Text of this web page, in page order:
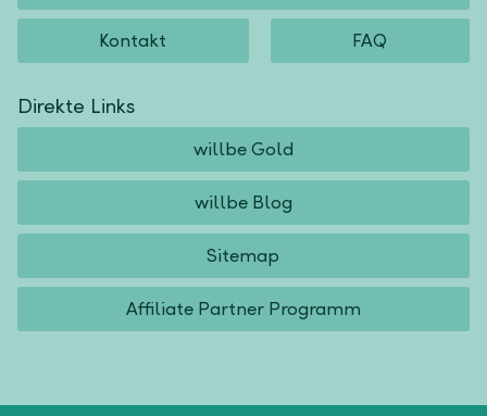
Kontakt FAQ
Direkte Links
willbe Gold
willbe Blog
Sitemap
Affiliate Partner Programm